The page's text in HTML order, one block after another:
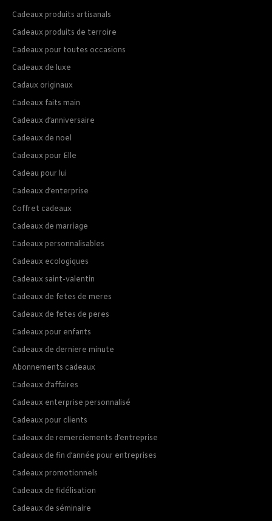
Cadeaux produits artisanals
Cadeaux produits de terroire
Cadeaux pour toutes occasions
Cadeaux de luxe
Cadaux originaux
Cadeaux faits main
Cadeaux d’anniversaire
Cadeaux de noel
Cadeaux pour Elle
Cadeau pour lui
Cadeaux d’enterprise
Coffret cadeaux
Cadeaux de marriage
Cadeaux personnalisables
Cadeaux ecologiques
Cadeaux saint-valentin
Cadeaux de fetes de meres
Cadeaux de fetes de peres
Cadeaux pour enfants
Cadeaux de derniere minute
Abonnements cadeaux
Cadeaux d’affaires
Cadeaux enterprise personnalisé
Cadeaux pour clients
Cadeaux de remerciements d’entreprise
Cadeaux de fin d’année pour entreprises
Cadeaux promotionnels
Cadeaux de fidélisation
Cadeaux de séminaire